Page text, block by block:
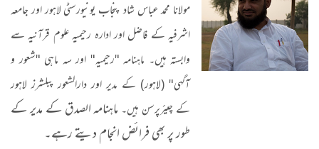
مولانا محمد عباس شاد پنجاب یونیورسٹی لاہور اور جامعہ
اشرفیہ کے فاضل اور ادارہ رحیمیہ علوم قرآنیہ سے
وابستہ ہیں۔ ماہنامہ "رحیمیہ" اور سہ ماہی "شعور و
آگہی" (لاہور) کے مدیر اور دارالشعور پبلشرز لاہور
کے چیئرپرسن ہیں۔ ماہنامہ الصدق کے مدیر کے
طور پر بھی فرائض انجام دیتے رہے۔